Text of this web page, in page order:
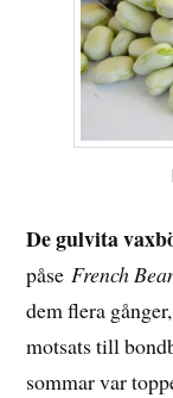
De gulvita
påseFrench
dem flera
motsats till
sommar var